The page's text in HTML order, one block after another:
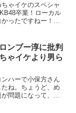
ゃイケのスペシャ
卒業！ローカル
ったですねー！大
なったのは、めち
ブーの...
ンブー淳に批判
ゃイケより男ら
ハーで小保方さん
ね。ちょうど、め
問題になって、め